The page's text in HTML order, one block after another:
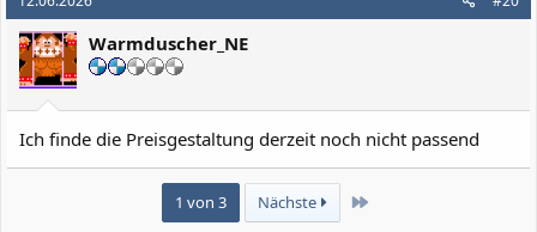
t
i
o
n
e
n
Warmduscher_NE
Ich finde die Preisgestaltung derzeit noch nicht passend
1 von 3 Nächste Letzte